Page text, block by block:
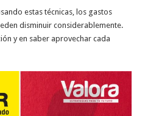
estas técnicas, los gastos
disminuir considerablemente.
y en saber aprovechar cada